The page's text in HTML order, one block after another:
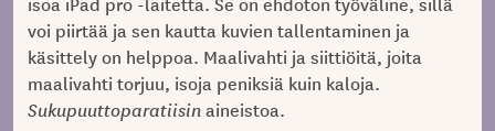
voi piirtää ja sen kautta kuvien tallentaminen ja
käsittely on helppoa. Maalivahti ja siittiöitä, joita
maalivahti torjuu, isoja peniksiä kuin kaloja.
Sukupuuttoparatiisinaineistoa.